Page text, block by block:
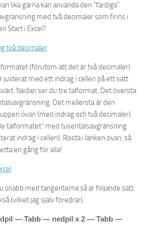
lika gärna kan använda den ”färdiga”
med två decimaler som finns i
Start i Excel?
(förutom att det är två decimaler)
justerat med ett indrag i cellen på ett sätt
Nedan ser du tre talformat. Det översta
Det mellersta är den
ovan (med indrag och två decimaler).
talformatet” med tusentalsavgränsning
indrag i cellen). Rösta i länken ovan, så
en gång för alla!
snabb med tangenterna så är följande sätt
(vilket jag själv föredrar):
— Tabb — nedpil x 2 — Tabb —